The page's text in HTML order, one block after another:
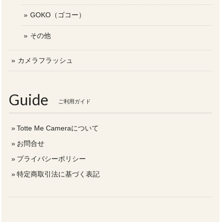
GOKO（ゴコー）
その他
カメラフラッシュ
Guide ご利用ガイド
Totte Me Cameraについて
お問合せ
プライバシーポリシー
特定商取引法に基づく表記